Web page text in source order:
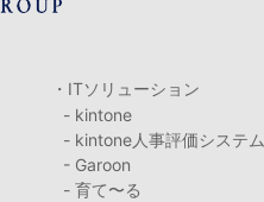
・ITソリューション
- kintone
- kintone人事評価システム
- Garoon
- 育て〜る